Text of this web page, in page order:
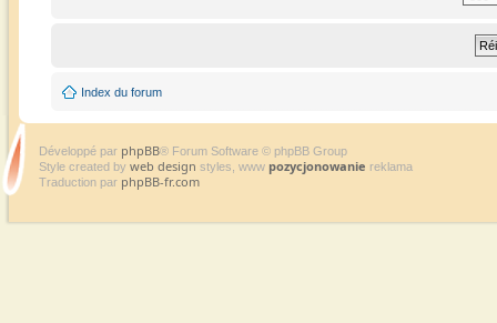
Index du forum
Développé par phpBB® Forum Software © phpBB Group
Style created by web design styles, www pozycjonowanie reklama
Traduction par phpBB-fr.com